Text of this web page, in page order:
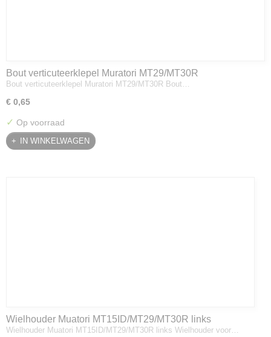
Bout verticuteerklepel Muratori MT29/MT30R
Bout verticuteerklepel Muratori MT29/MT30R Bout…
€ 0,65
✓ Op voorraad
IN WINKELWAGEN
Wielhouder Muatori MT15ID/MT29/MT30R links
Wielhouder Muatori MT15ID/MT29/MT30R links Wielhouder voor…